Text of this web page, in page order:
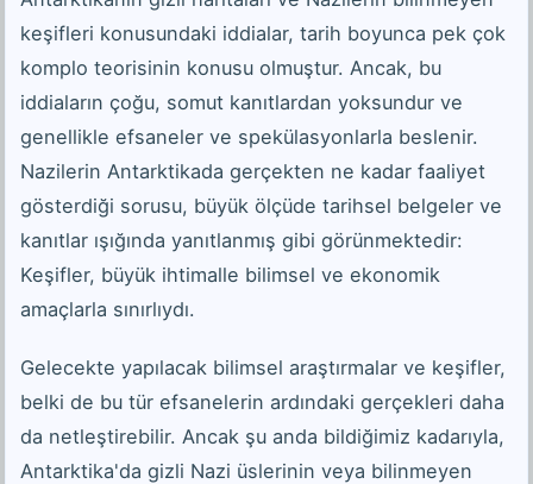
keşifleri konusundaki iddialar, tarih boyunca pek çok
komplo teorisinin konusu olmuştur. Ancak, bu
iddiaların çoğu, somut kanıtlardan yoksundur ve
genellikle efsaneler ve spekülasyonlarla beslenir.
Nazilerin Antarktikada gerçekten ne kadar faaliyet
gösterdiği sorusu, büyük ölçüde tarihsel belgeler ve
kanıtlar ışığında yanıtlanmış gibi görünmektedir:
Keşifler, büyük ihtimalle bilimsel ve ekonomik
amaçlarla sınırlıydı.
Gelecekte yapılacak bilimsel araştırmalar ve keşifler,
belki de bu tür efsanelerin ardındaki gerçekleri daha
da netleştirebilir. Ancak şu anda bildiğimiz kadarıyla,
Antarktika'da gizli Nazi üslerinin veya bilinmeyen